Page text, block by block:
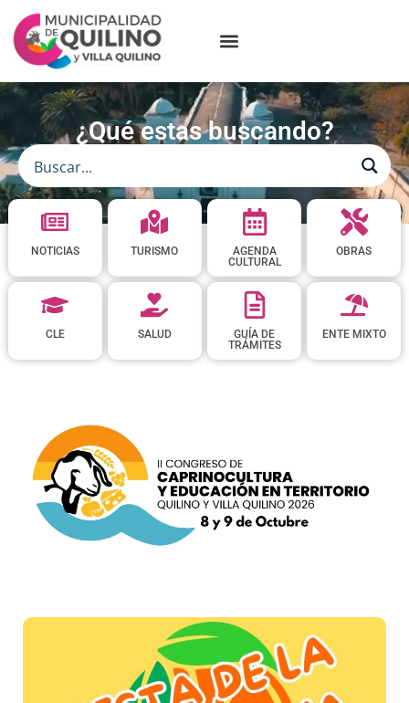
¿Qué estas buscando?
NOTICIAS TURISMO
AGENDA
CULTURAL
OBRAS
CLE SALUD
GUÍA DE
TRÁMITES
ENTE MIXTO